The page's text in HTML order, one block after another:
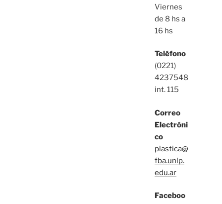
Viernes
de 8 hs a
16 hs
Teléfono
(0221)
4237548
int. 115
Correo
Electróni
co
plastica@
fba.unlp.
edu.ar
Faceboo